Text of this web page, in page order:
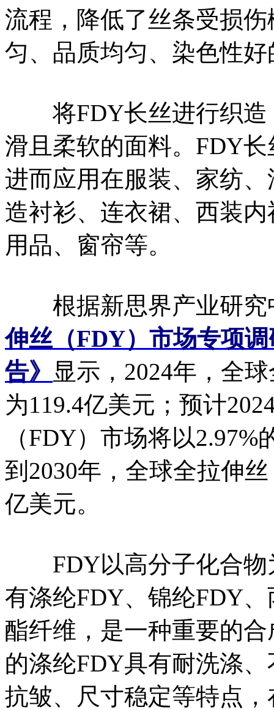
流程，降低了丝条受损
匀、品质均匀、染色性
将FDY长丝进行织造
滑且柔软的面料。FDY
进而应用在服装、家纺
造衬衫、连衣裙、西装
用品、窗帘等。
根据新思界产业研究
伸丝（FDY）市场专项
告》 显示，2024年，全
为119.4亿美元；预计
（FDY）市场将以
到2030年，全球全拉伸
亿美元。
FDY以高分子化合物
有涤纶FDY、锦纶FDY
酯纤维，是一种重要的
的涤纶FDY具有耐洗涤
抗皱、尺寸稳定等特点